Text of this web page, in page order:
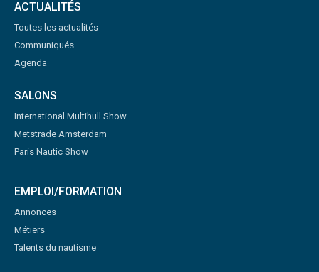
ACTUALITÉS
Toutes les actualités
Communiqués
Agenda
SALONS
International Multihull Show
Metstrade Amsterdam
Paris Nautic Show
EMPLOI/FORMATION
Annonces
Métiers
Talents du nautisme